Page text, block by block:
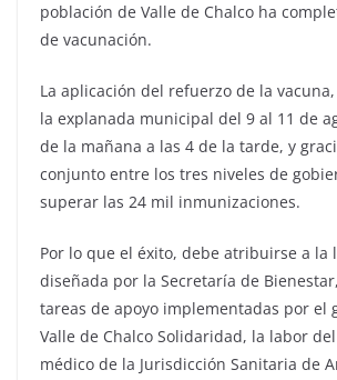
población de Valle de Chalco ha
de vacunación.
La aplicación del refuerzo de la
la explanada municipal del 9 al 11 de
de la mañana a las 4 de la tarde, y
conjunto entre los tres niveles de
superar las 24 mil inmunizaciones.
Por lo que el éxito, debe atribuirse a la
diseñada por la Secretaría de
tareas de apoyo implementadas por el
Valle de Chalco Solidaridad, la labor
médico de la Jurisdicción Sanitaria de